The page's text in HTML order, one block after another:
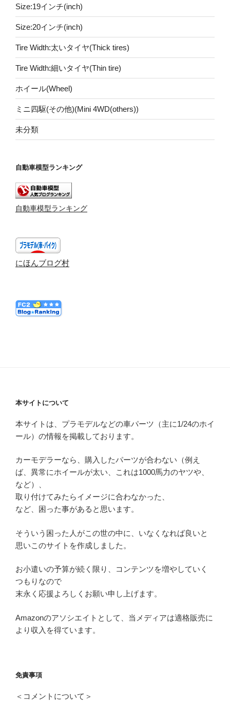
Size:19インチ(inch)
Size:20インチ(inch)
Tire Width:太いタイヤ(Thick tires)
Tire Width:細いタイヤ(Thin tire)
ホイール(Wheel)
ミニ四駆(その他)(Mini 4WD(others))
未分類
自動車模型ランキング
自動車模型ランキング
にほんブログ村
本サイトについて
本サイトは、プラモデルなどの車パーツ（主に1/24のホイ
ール）の情報を掲載しております。
カーモデラーなら、購入したパーツが合わない（例え
ば、異常にホイールが太い、これは1000馬力のヤツや、
など）、
取り付けてみたらイメージに合わなかった、
など、困った事があると思います。
そういう困った人がこの世の中に、いなくなれば良いと
思いこのサイトを作成しました。
お小遣いの予算が続く限り、コンテンツを増やしていく
つもりなので
末永く応援よろしくお願い申し上げます。
Amazonのアソシエイトとして、当メディアは適格販売に
より収入を得ています。
免責事項
＜コメントについて＞